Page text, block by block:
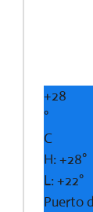
+28
°
C
H:+28°
L:+22°
Puerto